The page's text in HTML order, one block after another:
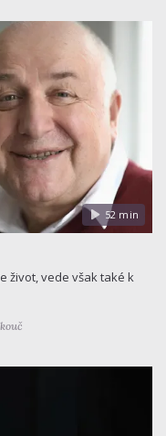
52 min
život, vede však také k